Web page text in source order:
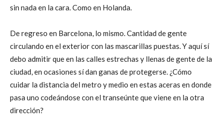
sin nada en la cara. Como en Holanda.
De regreso en Barcelona, lo mismo. Cantidad de gente
circulando en el exterior con las mascarillas puestas. Y aquí sí
debo admitir que en las calles estrechas y llenas de gente de la
ciudad, en ocasiones sí dan ganas de protegerse. ¿Cómo
cuidar la distancia del metro y medio en estas aceras en donde
pasa uno codeándose con el transeúnte que viene en la otra
dirección?